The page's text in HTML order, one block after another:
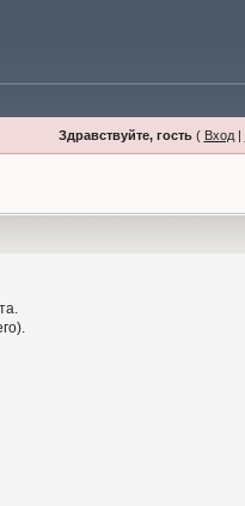
Здравствуйте, гость( Вход|